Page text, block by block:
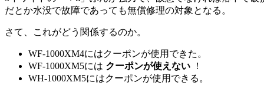
だとか水没で故障であっても無償修理の対象となる。
さて、これがどう関係するのか。
WF-1000XM4にはクーポンが使用できた。
WF-1000XM5には クーポンが使えない ！
WH-1000XM5にはクーポンが使用できる。